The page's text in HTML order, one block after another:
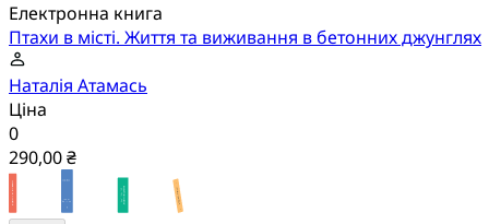
Електронна книга
Птахи в місті. Життя та виживання в бетонних джунглях
Наталія Атамась
Ціна
0
290,00 ₴